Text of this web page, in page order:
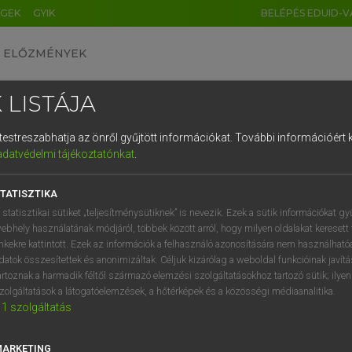
GYIK BELÉPÉS EDUID-
ELŐZMÉNYEK
egyetemes nagyszótár
VAN ELŐFIZETÉSED?
megtekintéséhez.
LISTÁJA
az önről gyűjtött információkat. További információért
tájékoztatónkat.
statisztikai sütiket „teljesítménysütiknek” is nevezik. Ezek a sütik információkat
használatának módjáról, többek között arról, hogy milyen oldalakat keresett
kattintott. Ezek az információk a felhasználó azonosítására nem
összesítettek és anonimizáltak. Céljuk kizárólag a weboldal funkcióinak
a harmadik féltől származó elemzési szolgáltatásokhoz tartozó sütik;
a látogatóelemzések, a hőtérképek és a közösségi médiaanalitika.
1 szolgáltatás
DE CN FR ES IT NL
1 2 3 4 5 6 7 8 9
q w e r t z u i
a s d f g h j k l é
í y x c v b n m , .